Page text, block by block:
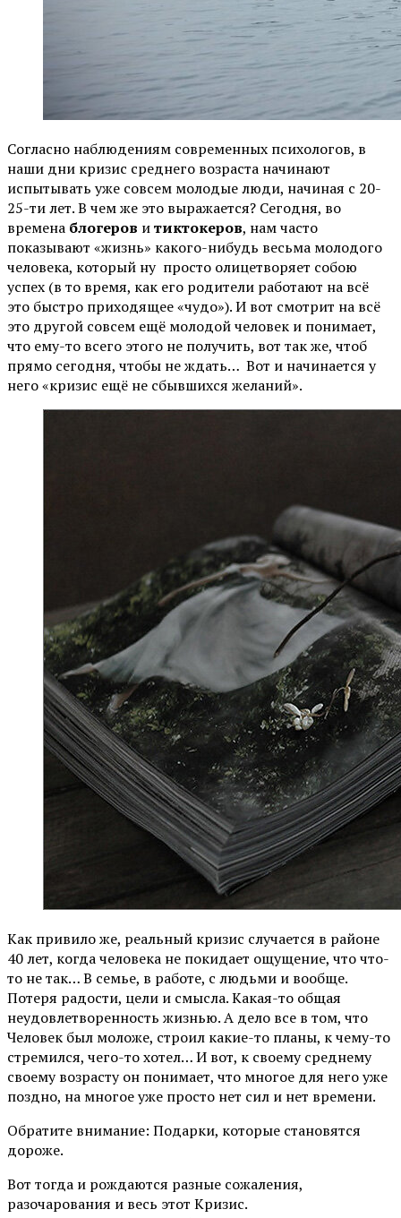
Согласно наблюдениям современных психологов, в
наши дни кризис среднего возраста начинают
испытывать уже совсем молодые люди, начиная с 20-
25-ти лет. В чем же это выражается? Сегодня, во
времена блогеров итиктокеров, нам часто
показывают «жизнь» какого-нибудь весьма молодого
человека, который ну просто олицетворяет собою
успех (в то время, как его родители работают на всё
это быстро приходящее «чудо»). И вот смотрит на всё
это другой совсем ещё молодой человек и понимает,
что ему-то всего этого не получить, вот так же, чтоб
прямо сегодня, чтобы не ждать… Вот и начинается у
него «кризис ещё не сбывшихся желаний».
Как привило же, реальный кризис случается в районе
40 лет, когда человека не покидает ощущение, что что-
то не так… В семье, в работе, с людьми и вообще.
Потеря радости, цели и смысла. Какая-то общая
неудовлетворенность жизнью. А дело все в том, что
Человек был моложе, строил какие-то планы, к чему-то
стремился, чего-то хотел… И вот, к своему среднему
своему возрасту он понимает, что многое для него уже
поздно, на многое уже просто нет сил и нет времени.
Обратите внимание: Подарки, которые становятся
дороже.
Вот тогда и рождаются разные сожаления,
разочарования и весь этот Кризис.